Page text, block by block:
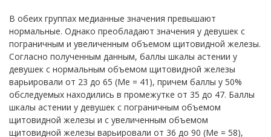
В обеих группах медианные значения превышают
нормальные. Однако преобладают значения у девушек с
пограничным и увеличенным объемом щитовидной железы.
Согласно полученным данным, баллы шкалы астении у
девушек с нормальным объемом щитовидной железы
варьировали от 23 до 65 (Ме = 41), причем баллы у 50%
обследуемых находились в промежутке от 35 до 47. Баллы
шкалы астении у девушек с пограничным объемом
щитовидной железы и с увеличенным объемом
щитовидной железы варьировали от 36 до 90 (Ме = 58),